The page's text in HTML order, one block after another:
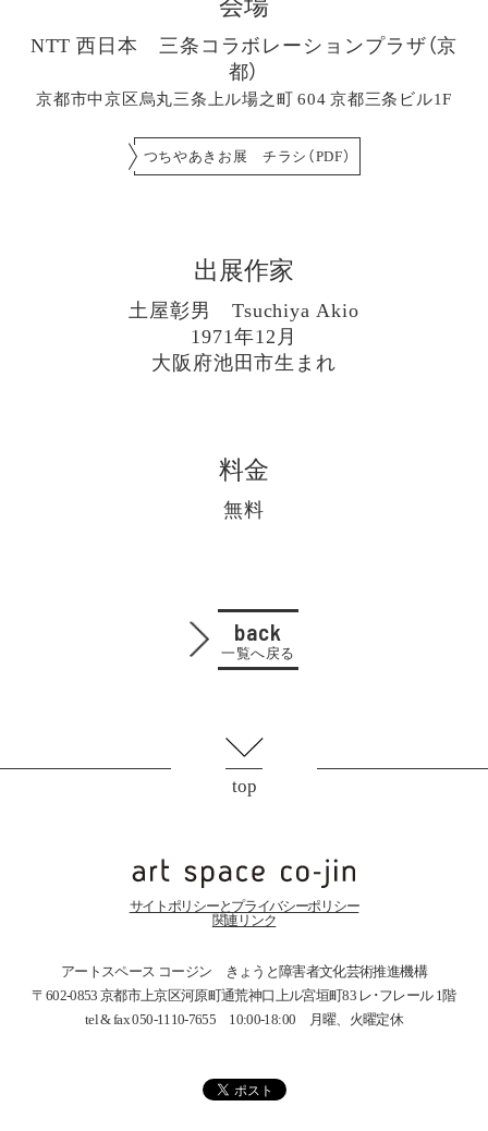
NTT 西日本 三条コラボレーションプラザ（京
都）
京都市中京区烏丸三条上ル場之町 604 京都三条ビル1F
つちやあきお展 チラシ（PDF）
出展作家
土屋彰男 Tsuchiya Akio
1971年12月
大阪府池田市生まれ
料金
無料
back
一覧へ戻る
top
サイトポリシーとプライバシーポリシー
関連リンク
アートスペース コージン きょうと障害者文化芸術推進機構
〒602-0853 京都市上京区河原町通荒神口上ル宮垣町83 レ･フレール 1階
tel & fax 050-1110-7655 10:00-18:00 月曜、火曜定休